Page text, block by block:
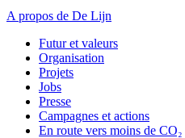
A propos de De Lijn
Futur et valeurs
Organisation
Projets
Jobs
Presse
Campagnes et actions
En route vers moins de CO₂